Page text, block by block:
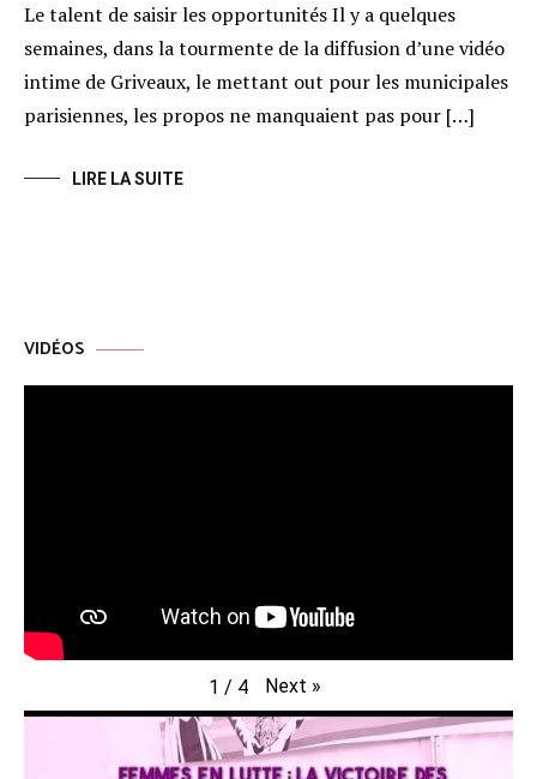
Le talent de saisir les opportunités Il y a quelques
semaines, dans la tourmente de la diffusion d’une vidéo
intime de Griveaux, le mettant out pour les municipales
parisiennes, les propos ne manquaient pas pour […]
LIRE LA SUITE
VIDÉOS
1 / 4 Next »